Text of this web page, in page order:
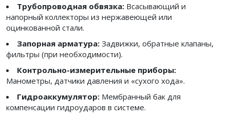
Трубопроводная обвязка: Всасывающий и
напорный коллекторы из нержавеющей или
оцинкованной стали.
Запорная арматура: Задвижки, обратные клапаны,
фильтры (при необходимости).
Контрольно-измерительные приборы:
Манометры, датчики давления и «сухого хода».
Гидроаккумулятор: Мембранный бак для
компенсации гидроударов в системе.